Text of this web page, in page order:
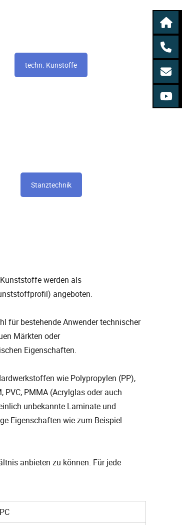
techn. Kunstoffe
Stanztechnik
werden als
angeboten.
für bestehende Anwender technischer
Märkten oder
Eigenschaften.
wie Polypropylen (PP),
PVC, PMMA (Acrylglas oder auch
unbekannte Laminate und
Eigenschaften wie zum Beispiel
anbieten zu können. Für jede
PC